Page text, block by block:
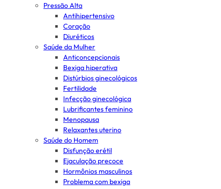
Pressão Alta
Antihipertensivo
Coração
Diuréticos
Saúde da Mulher
Anticoncepcionais
Bexiga hiperativa
Distúrbios ginecológicos
Fertilidade
Infecção ginecológica
Lubrificantes feminino
Menopausa
Relaxantes uterino
Saúde do Homem
Disfunção erétil
Ejaculação precoce
Hormônios masculinos
Problema com bexiga